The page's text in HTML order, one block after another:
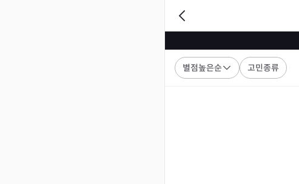
별점높은순 고민종류